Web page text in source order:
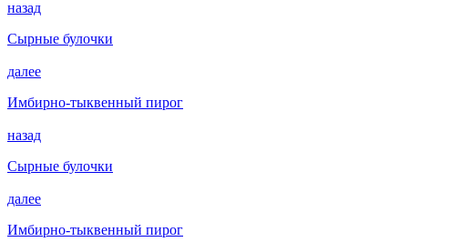
назад
Сырные булочки
далее
Имбирно-тыквенный пирог
назад
Сырные булочки
далее
Имбирно-тыквенный пирог